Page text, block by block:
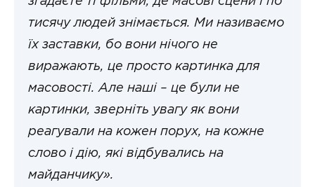
тисячу людей знімається. Ми називаємо
їх заставки, бо вони нічого не
виражають, це просто картинка для
масовості. Але наші – це були не
картинки, зверніть увагу як вони
реагували на кожен порух, на кожне
слово і дію, які відбувались на
майданчику».